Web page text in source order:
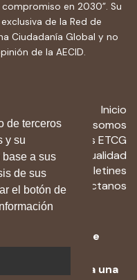
de terceros
y su
a sus
de sus
el botón de
en 2030”. Su
de la Red de
Ciudadanía Global y no
de la AECID.
Inicio
Quiénes somos
Recursos ETCG
Actualidad
Boletines
Contactanos
Política de
para una